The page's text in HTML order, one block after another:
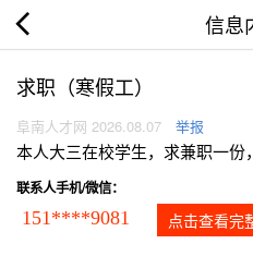
信息
求职（寒假工）
阜南人才网 2026.08.07 举报
本人大三在校学生，求兼职一份
联系人手机/微信：
151****9081 点击查看完